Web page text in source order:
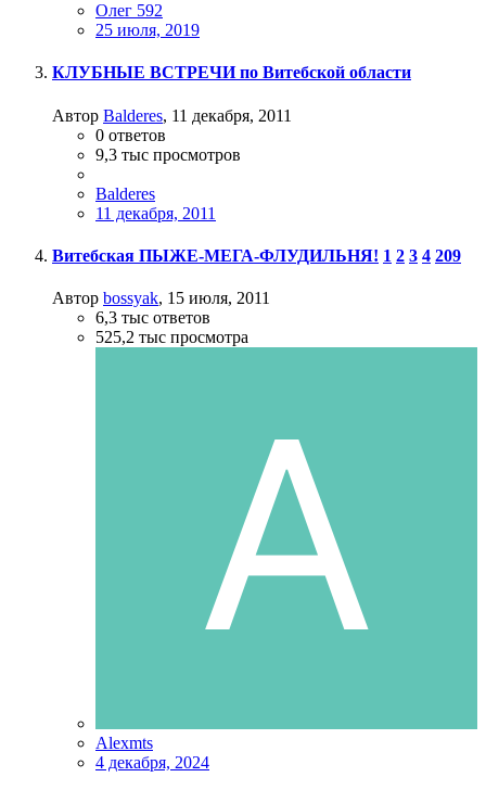
Олег 592
25 июля, 2019
КЛУБНЫЕ ВСТРЕЧИ по Витебской области
Автор Balderes, 11 декабря, 2011
0 ответов
9,3 тыс просмотров
Balderes
11 декабря, 2011
Витебская ПЫЖЕ-МЕГА-ФЛУДИЛЬНЯ! 1 2 3 4 209
Автор bossyak, 15 июля, 2011
6,3 тыс ответов
525,2 тыс просмотра
Alexmts
4 декабря, 2024